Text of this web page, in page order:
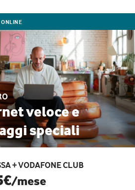
ONLINE
veloce e
speciali
+ VODAFONE CLUB
/mese